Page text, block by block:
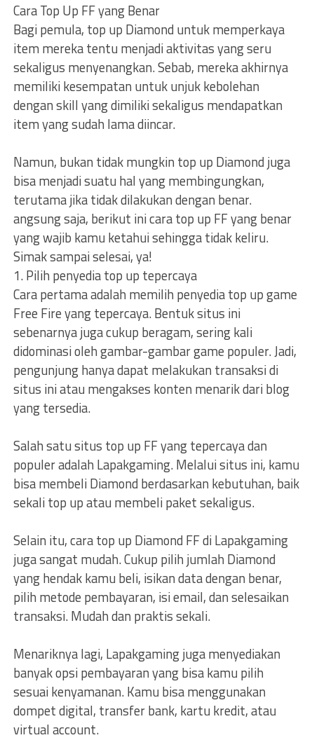
Cara Top Up FF yang Benar
Bagi pemula, top up Diamond untuk memperkaya
item mereka tentu menjadi aktivitas yang seru
sekaligus menyenangkan. Sebab, mereka akhirnya
memiliki kesempatan untuk unjuk kebolehan
dengan skill yang dimiliki sekaligus mendapatkan
item yang sudah lama diincar.
Namun, bukan tidak mungkin top up Diamond juga
bisa menjadi suatu hal yang membingungkan,
terutama jika tidak dilakukan dengan benar.
angsung saja, berikut ini cara top up FF yang benar
yang wajib kamu ketahui sehingga tidak keliru.
Simak sampai selesai, ya!
1. Pilih penyedia top up tepercaya
Cara pertama adalah memilih penyedia top up game
Free Fire yang tepercaya. Bentuk situs ini
sebenarnya juga cukup beragam, sering kali
didominasi oleh gambar-gambar game populer. Jadi,
pengunjung hanya dapat melakukan transaksi di
situs ini atau mengakses konten menarik dari blog
yang tersedia.
Salah satu situs top up FF yang tepercaya dan
populer adalah Lapakgaming. Melalui situs ini, kamu
bisa membeli Diamond berdasarkan kebutuhan, baik
sekali top up atau membeli paket sekaligus.
Selain itu, cara top up Diamond FF di Lapakgaming
juga sangat mudah. Cukup pilih jumlah Diamond
yang hendak kamu beli, isikan data dengan benar,
pilih metode pembayaran, isi email, dan selesaikan
transaksi. Mudah dan praktis sekali.
Menariknya lagi, Lapakgaming juga menyediakan
banyak opsi pembayaran yang bisa kamu pilih
sesuai kenyamanan. Kamu bisa menggunakan
dompet digital, transfer bank, kartu kredit, atau
virtual account.